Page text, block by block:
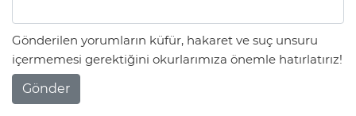
Gönderilen yorumların küfür, hakaret ve suç unsuru
içermemesi gerektiğini okurlarımıza önemle hatırlatırız!
Gönder